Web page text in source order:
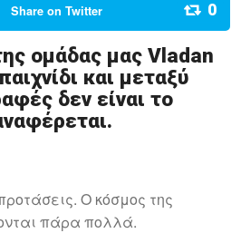
Share on Twitter 0
ομάδας μας Vladan
και μεταξύ
δεν είναι το
Ο κόσμος της
πάρα πολλά.